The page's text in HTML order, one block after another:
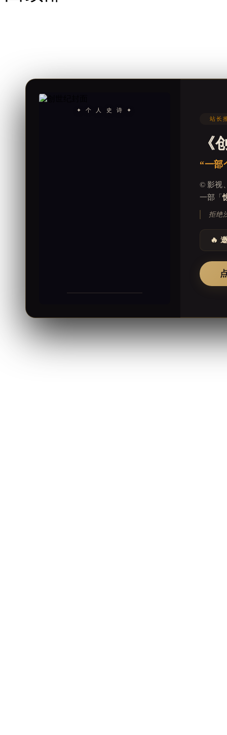
✦ 个 人 史 诗 ✦
站长
《
“一部
© 影视
一部「
拒绝
🔥